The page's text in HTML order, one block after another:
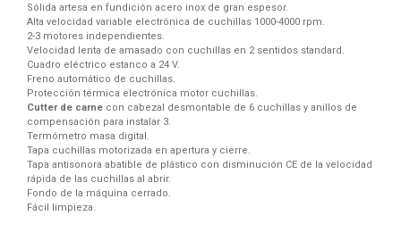
Sólida artesa en fundición acero inox de gran espesor.
Alta velocidad variable electrónica de cuchillas 1000-4000 rpm.
2-3 motores independientes.
Velocidad lenta de amasado con cuchillas en 2 sentidos standard.
Cuadro eléctrico estanco a 24 V.
Freno automático de cuchillas.
Protección térmica electrónica motor cuchillas.
Cutter de carne con cabezal desmontable de 6 cuchillas y anillos de
compensación para instalar 3.
Termómetro masa digital.
Tapa cuchillas motorizada en apertura y cierre.
Tapa antisonora abatible de plástico con disminución CE de la velocidad
rápida de las cuchillas al abrir.
Fondo de la máquina cerrado.
Fácil limpieza.